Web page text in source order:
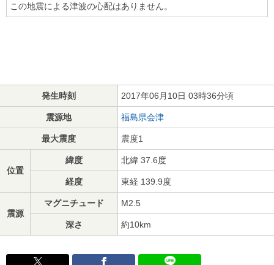
この地震による津波の心配はありません。
発生時刻 2017年06月10日 03時36分頃
震源地 福島県会津
最大震度 震度1
位置
緯度 北緯 37.6度
経度 東経 139.9度
震源
マグニチュード M2.5
深さ 約10km